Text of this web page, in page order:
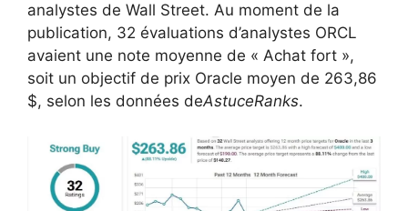
analystes de Wall Street. Au moment de la
publication, 32 évaluations d’analystes ORCL
avaient une note moyenne de « Achat fort »,
soit un objectif de prix Oracle moyen de 263,86
$, selon les données deAstuceRanks.